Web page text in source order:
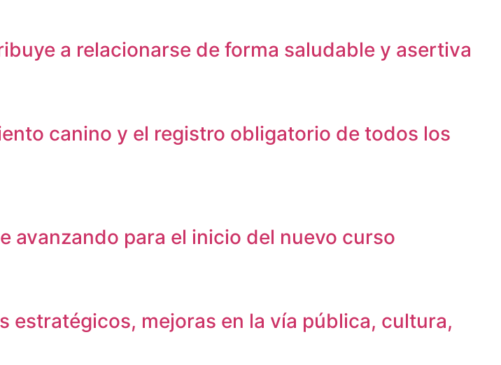
a relacionarse de forma saludable y asertiva
canino y el registro obligatorio de todos los
avanzando para el inicio del nuevo curso
estratégicos, mejoras en la vía pública, cultura,